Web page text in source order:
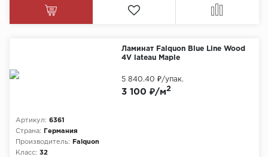
Ламинат Falquon Blue Line Wood
4V lateau Maple
Артикул: 6361
Страна:
Германия
Производитель:
Falquon
Класс: 32
3 100 ₽/м2
5 840.40 ₽/упак.